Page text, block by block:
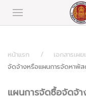
หน้าแรก เอกสารเผ
จัดจ้างหรือแผนการจัดหาพั
แผนการจัดซื้อจัดจ้